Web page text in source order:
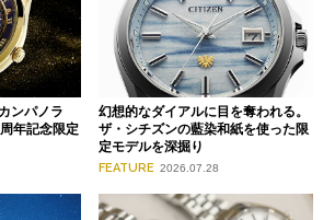
ンパノラ
年記念限定
幻想的なダイアルに目を奪われる。
ザ・シチズンの藍染和紙を使った限
定モデルを深掘り
FEATURE 2026.07.28